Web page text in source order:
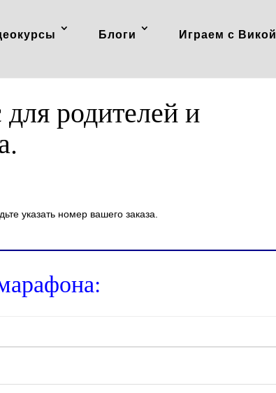
Блоги Играем с Викой
родителей и
указать номер вашего заказа.